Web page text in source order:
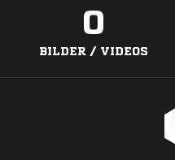
0
BILDER / VIDEOS